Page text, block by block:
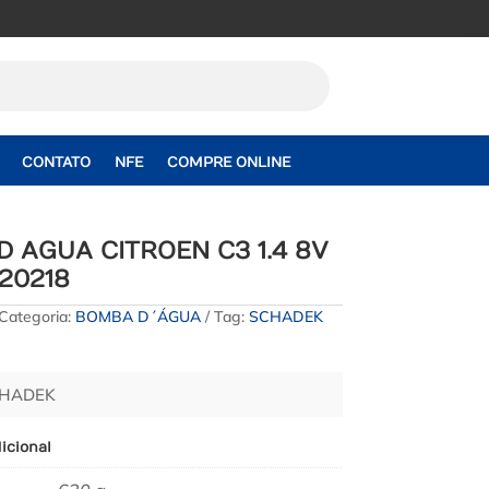
CONTATO NFE COMPRE ONLINE
AGUA CITROEN C3 1.4 8V
BOMBA D´ÁGUA Tag: SCHADEK